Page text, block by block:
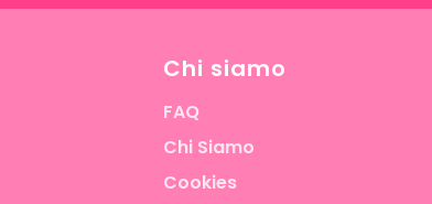
Chi siamo
FAQ
Chi Siamo
Cookies